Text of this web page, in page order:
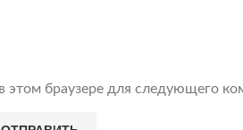
этом браузере для следующего